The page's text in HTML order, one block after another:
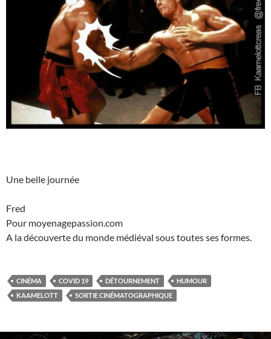
Une belle journée
Fred
Pour moyenagepassion.com
A la découverte du monde médiéval sous toutes ses formes.
CINÉMA COVID 19 DÉTOURNEMENT
HUMOUR
KAAMELOTT
SORTIE CINÉMATOGRAPHIQUE